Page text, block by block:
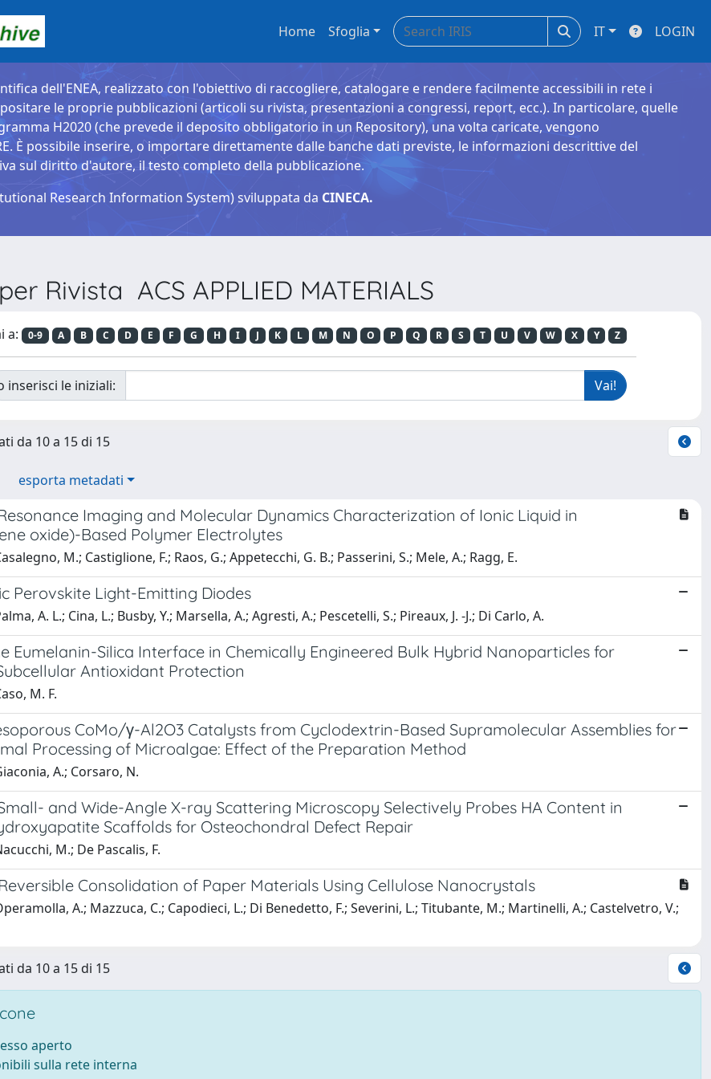
Home Sfoglia IT LOGIN
dell'ENEA, realizzato con l'obiettivo di raccogliere, catalogare e rendere facilmente accessibili in rete i
le proprie pubblicazioni (articoli su rivista, presentazioni a congressi, report, ecc.). In particolare, quelle
H2020 (che prevede il deposito obbligatorio in un Repository), una volta caricate, vengono
È possibile inserire, o importare direttamente dalle banche dati previste, le informazioni descrittive del
sul diritto d'autore, il testo completo della pubblicazione.
Research Information System) sviluppata da CINECA.
Rivista ACS APPLIED MATERIALS
a: 0-9 A B C D E F G H I J K L M N O P Q R S T U V W X Y Z
inserisci le iniziali:
da 10 a 15 di 15
esporta metadati
Imaging and Molecular Dynamics Characterization of Ionic Liquid in
oxide)-Based Polymer Electrolytes
M.; Castiglione, F.; Raos, G.; Appetecchi, G. B.; Passerini, S.; Mele, A.; Ragg, E.
Perovskite Light-Emitting Diodes
A. L.; Cina, L.; Busby, Y.; Marsella, A.; Agresti, A.; Pescetelli, S.; Pireaux, J. -J.; Di Carlo, A.
Eumelanin-Silica Interface in Chemically Engineered Bulk Hybrid Nanoparticles for
Antioxidant Protection
M. F.
CoMo/γ-Al2O3 Catalysts from Cyclodextrin-Based Supramolecular Assemblies for
Processing of Microalgae: Effect of the Preparation Method
A.; Corsaro, N.
and Wide-Angle X-ray Scattering Microscopy Selectively Probes HA Content in
Scaffolds for Osteochondral Defect Repair
M.; De Pascalis, F.
Consolidation of Paper Materials Using Cellulose Nanocrystals
A.; Mazzuca, C.; Capodieci, L.; Di Benedetto, F.; Severini, L.; Titubante, M.; Martinelli, A.; Castelvetro, V.;
da 10 a 15 di 15
aperto
sulla rete interna